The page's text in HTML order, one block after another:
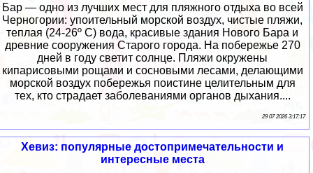
Бар — одно из лучших мест для пляжного отдыха во всей
Черногории: упоительный морской воздух, чистые пляжи,
теплая (24-26º С) вода, красивые здания Нового Бара и
древние сооружения Старого города. На побережье 270
дней в году светит солнце. Пляжи окружены
кипарисовыми рощами и сосновыми лесами, делающими
морской воздух побережья поистине целительным для
тех, кто страдает заболеваниями органов дыхания....
29 07 2026 3:17:17
Хевиз: популярные достопримечательности и
интересные места